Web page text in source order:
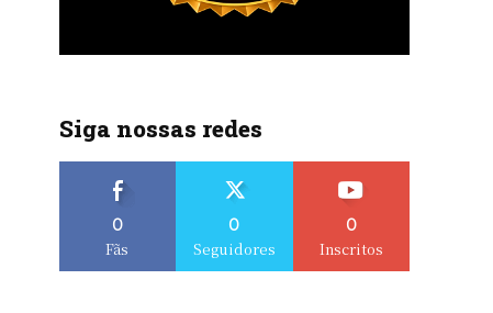
Siga nossas redes
0
Fãs
0
Seguidores
0
Inscritos